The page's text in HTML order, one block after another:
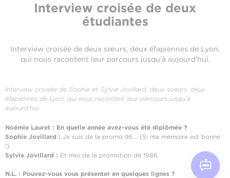
Interview croisée de deux
étudiantes
Interview croisée de deux sœurs, deux éfapiennes de Lyon,
qui nous racontent leur parcours jusqu’à aujourd’hui.
Interview croisée de Sophie et Sylvie Jovillard, deux soeurs, deux
éfapiennes de Lyon, qui nous racontent leur parcours jusqu'à
aujourd'hui.
Noémie Lauret : En quelle année avez-vous été diplômée ?
Sophie Jovillard : Je suis de la promo 96... (Si ma mémoire est bonne
!)
Sylvie Jovillard : Et moi de la promotion de 1986.
N.L. : Pouvez-vous vous présenter en quelques lignes ?